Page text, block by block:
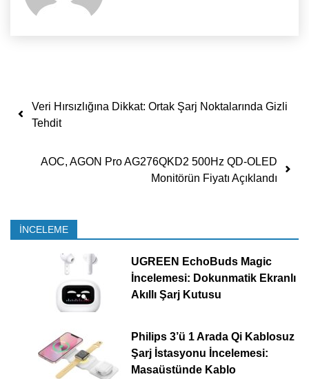
Yazı dolaşımı
Veri Hırsızlığına Dikkat: Ortak Şarj Noktalarında Gizli
Tehdit
AOC, AGON Pro AG276QKD2 500Hz QD-OLED
Monitörün Fiyatı Açıklandı
İNCELEME
UGREEN EchoBuds Magic
İncelemesi: Dokunmatik Ekranlı
Akıllı Şarj Kutusu
Philips 3’ü 1 Arada Qi Kablosuz
Şarj İstasyonu İncelemesi:
Masaüstünde Kablo